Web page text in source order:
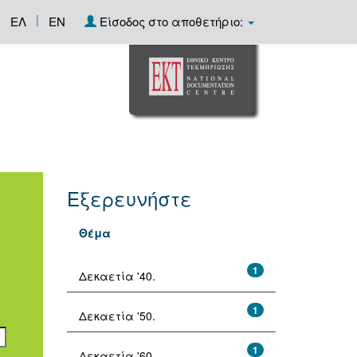
ΕΛ | EN Είσοδος στο αποθετήριο:
Εξερευνήστε
Θέμα
1
Δεκαετία '40.
1
Δεκαετία '50.
1